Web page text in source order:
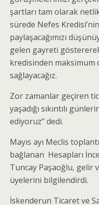
şartları tam olarak
sürede Nefes
paylaşacağımızı
gelen gayreti
kredisinden maksimum
sağlayacağız.
Zor zamanlar geçiren
yaşadığı sıkıntılı
ediyoruz” dedi.
Mayıs ayı Meclis
bağlanan Hesapları
Tuncay Paşaoğlu, gelir
üyelerini bilgilendirdi.
İskenderun Ticaret ve